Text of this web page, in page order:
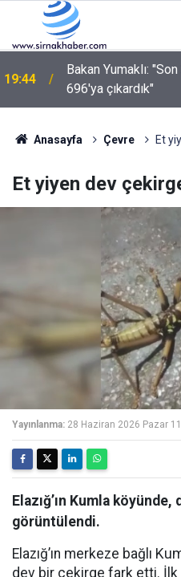
19:44
Bakan Yumaklı:
696'ya çıkardık"
Anasayfa Çevre Et
Et yiyen dev
Yayınlanma: 28 Haziran 2026 Pazar
Elazığ’ın Kumla
görüntülendi.
Elazığ’ın merkeze bağlı
dev bir çekirge fark etti.